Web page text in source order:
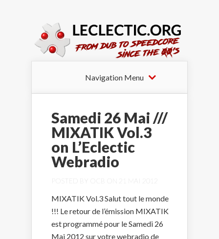
Navigation Menu
Samedi 26 Mai ///
MIXATIK Vol.3
on L’Eclectic
Webradio
POSTED BY OCB ON 21 MAI 2012
MIXATIK Vol.3 Salut tout le monde
!!! Le retour de l’émission MIXATIK
est programmé pour le Samedi 26
Mai 2012 sur votre webradio de